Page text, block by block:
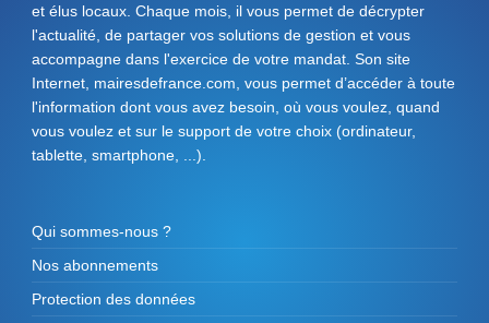
et élus locaux. Chaque mois, il vous permet de décrypter
l'actualité, de partager vos solutions de gestion et vous
accompagne dans l'exercice de votre mandat. Son site
Internet, mairesdefrance.com, vous permet d’accéder à toute
l'information dont vous avez besoin, où vous voulez, quand
vous voulez et sur le support de votre choix (ordinateur,
tablette, smartphone, ...).
Qui sommes-nous ?
Nos abonnements
Protection des données